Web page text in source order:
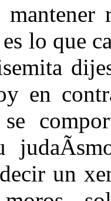
mantener
lo que
en
se
un